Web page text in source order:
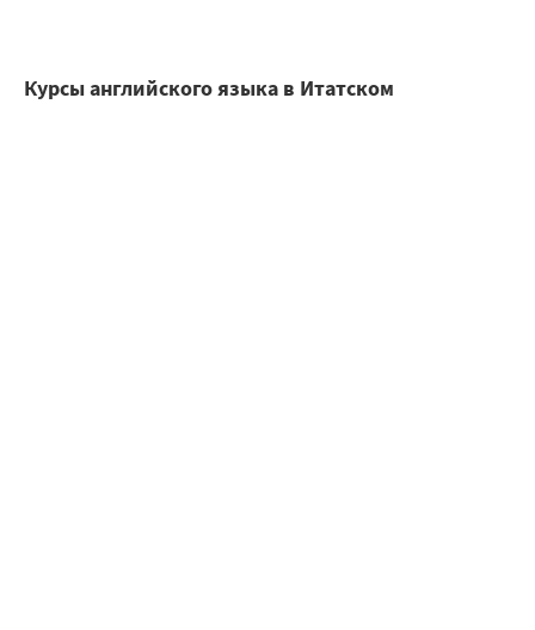
Курсы английского языка в Итатском